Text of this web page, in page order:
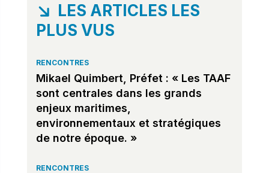
LES ARTICLES LES
PLUS VUS
RENCONTRES
Mikael Quimbert, Préfet : « Les TAAF
sont centrales dans les grands
enjeux maritimes,
environnementaux et stratégiques
de notre époque. »
RENCONTRES